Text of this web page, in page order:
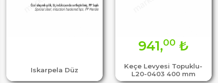
Iskarpela Düz
Keçe Levyesi Topuklu-
L20-0403 400 mm
941,00 ₺